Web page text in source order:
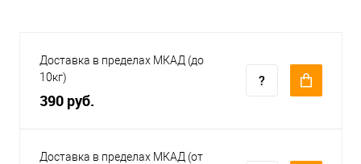
Доставка в пределах МКАД (до
10кг)
390 руб.
Доставка в пределах МКАД (от